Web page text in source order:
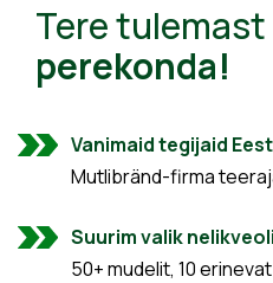
Tere tulemast
perekonda!
Vanimaid tegijaid
Mutlibränd-firma
Suurim valik
50+ mudelit, 10